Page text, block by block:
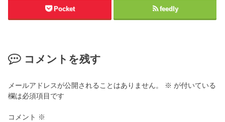
Pocket feedly
コメントを残す
メールアドレスが公開されることはありません。 ※ が付いている
欄は必須項目です
コメント ※